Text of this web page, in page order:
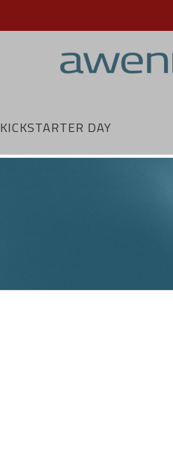
KICKSTARTER DAY